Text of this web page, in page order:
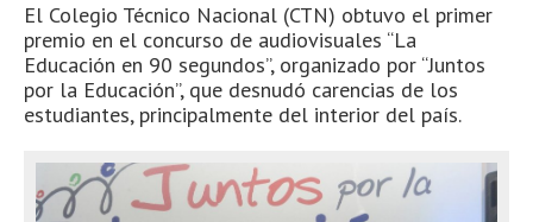
El Colegio Técnico Nacional (CTN) obtuvo el primer
premio en el concurso de audiovisuales “La
Educación en 90 segundos”, organizado por “Juntos
por la Educación”, que desnudó carencias de los
estudiantes, principalmente del interior del país.